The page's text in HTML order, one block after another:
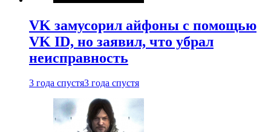
VK замусорил айфоны с помощью
VK ID, но заявил, что убрал
неисправность
3 года спустя3 года спустя